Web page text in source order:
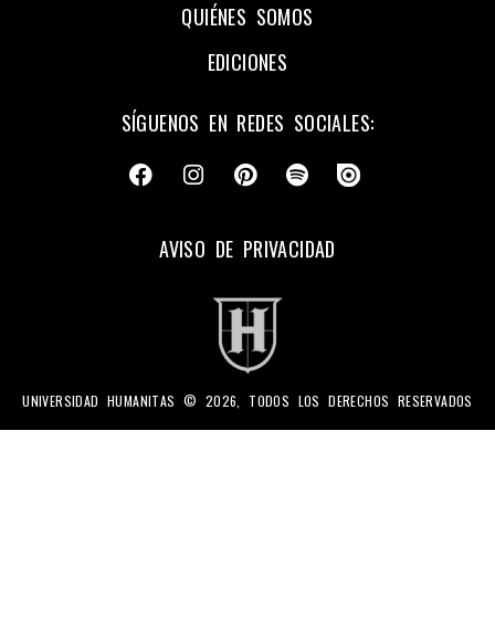
QUIÉNES SOMOS
EDICIONES
SÍGUENOS EN REDES SOCIALES:
AVISO DE PRIVACIDAD
UNIVERSIDAD HUMANITAS © 2026, TODOS LOS DERECHOS RESERVADOS